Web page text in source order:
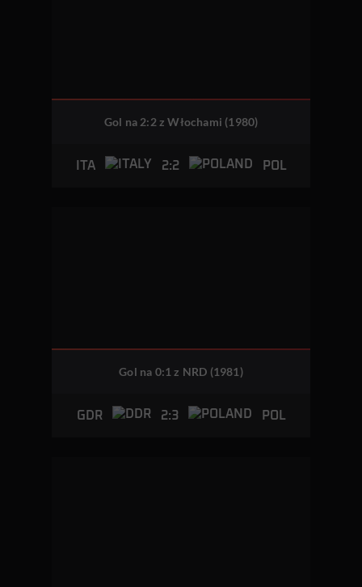
Gol na 2:2 z Włochami (1980)
ITA 2:2 POL
Gol na 0:1 z NRD (1981)
GDR 2:3 POL